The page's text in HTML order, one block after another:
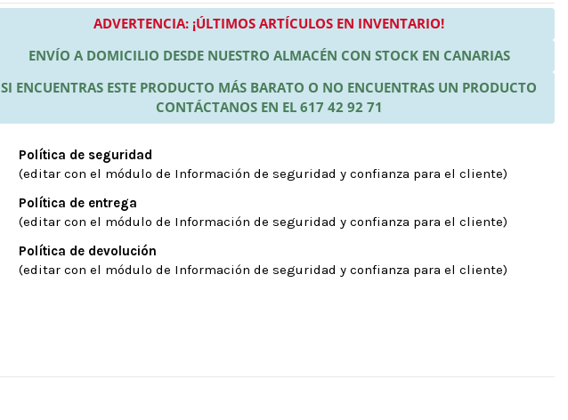
ADVERTENCIA: ¡ÚLTIMOS ARTÍCULOS EN INVENTARIO!
ENVÍO A DOMICILIO DESDE NUESTRO ALMACÉN CON STOCK EN CANARIAS
SI ENCUENTRAS ESTE PRODUCTO MÁS BARATO O NO ENCUENTRAS UN PRODUCTO
CONTÁCTANOS EN EL 617 42 92 71
Política de seguridad
(editar con el módulo de Información de seguridad y confianza para el cliente)
Política de entrega
(editar con el módulo de Información de seguridad y confianza para el cliente)
Política de devolución
(editar con el módulo de Información de seguridad y confianza para el cliente)